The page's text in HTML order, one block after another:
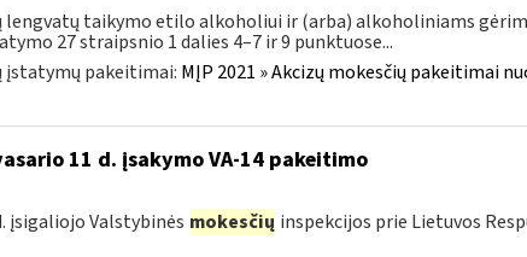
taikymo etilo alkoholiui ir (arba) alkoholiniams
27 straipsnio 1 dalies 4–7 ir 9 punktuose...
įstatymų pakeitimai: MĮP 2021 » Akcizų mokesčių pakeitimai
11 d. įsakymo VA-14 pakeitimo
įsigaliojo Valstybinės mokesčių inspekcijos prie Lietuvos